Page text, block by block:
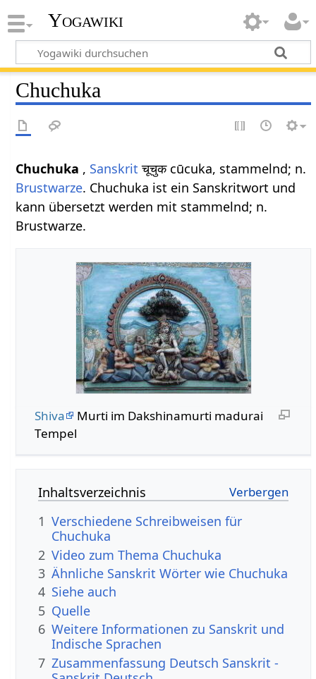
Yogawiki
Chuchuka
Chuchuka , Sanskrit चूचुक cūcuka, stammelnd; n.
Brustwarze. Chuchuka ist ein Sanskritwort und
kann übersetzt werden mit stammelnd; n.
Brustwarze.
Shiva
Murti im Dakshinamurti madurai
Tempel
Inhaltsverzeichnis
1 Verschiedene Schreibweisen für
Chuchuka
2 Video zum Thema Chuchuka
3 Ähnliche Sanskrit Wörter wie Chuchuka
4 Siehe auch
5 Quelle
6 Weitere Informationen zu Sanskrit und
Indische Sprachen
7 Zusammenfassung Deutsch Sanskrit -